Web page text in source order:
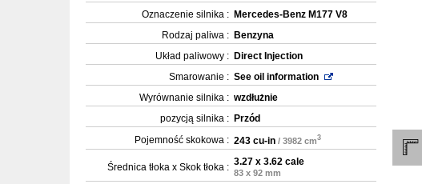
Oznaczenie silnika : Mercedes-Benz M177 V8
Rodzaj paliwa : Benzyna
Układ paliwowy : Direct Injection
Smarowanie : See oil information
Wyrównanie silnika : wzdłużnie
pozycją silnika : Przód
Pojemność skokowa : 243 cu-in / 3982 cm3
Średnica tłoka x Skok tłoka : 3.27 x 3.62 cale
83 x 92 mm